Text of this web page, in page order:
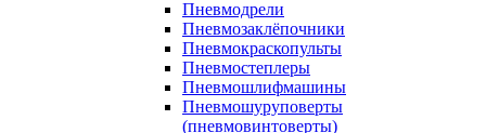
Пневмодрели
Пневмозаклёпочники
Пневмокраскопульты
Пневмостеплеры
Пневмошлифмашины
Пневмошуруповерты
(пневмовинтоверты)